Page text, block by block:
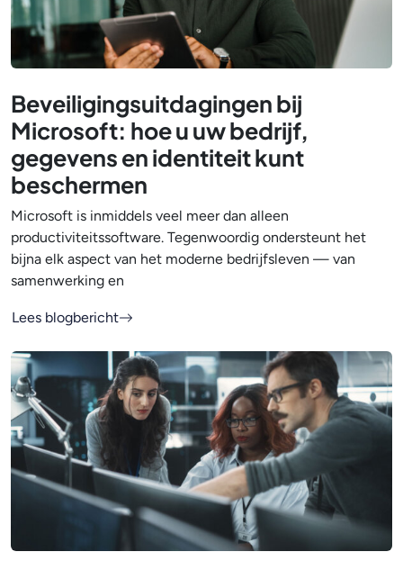
Beveiligingsuitdagingen bij
Microsoft: hoe u uw bedrijf,
gegevens en identiteit kunt
beschermen
Microsoft is inmiddels veel meer dan alleen
productiviteitssoftware. Tegenwoordig ondersteunt het
bijna elk aspect van het moderne bedrijfsleven — van
samenwerking en
Lees blogbericht